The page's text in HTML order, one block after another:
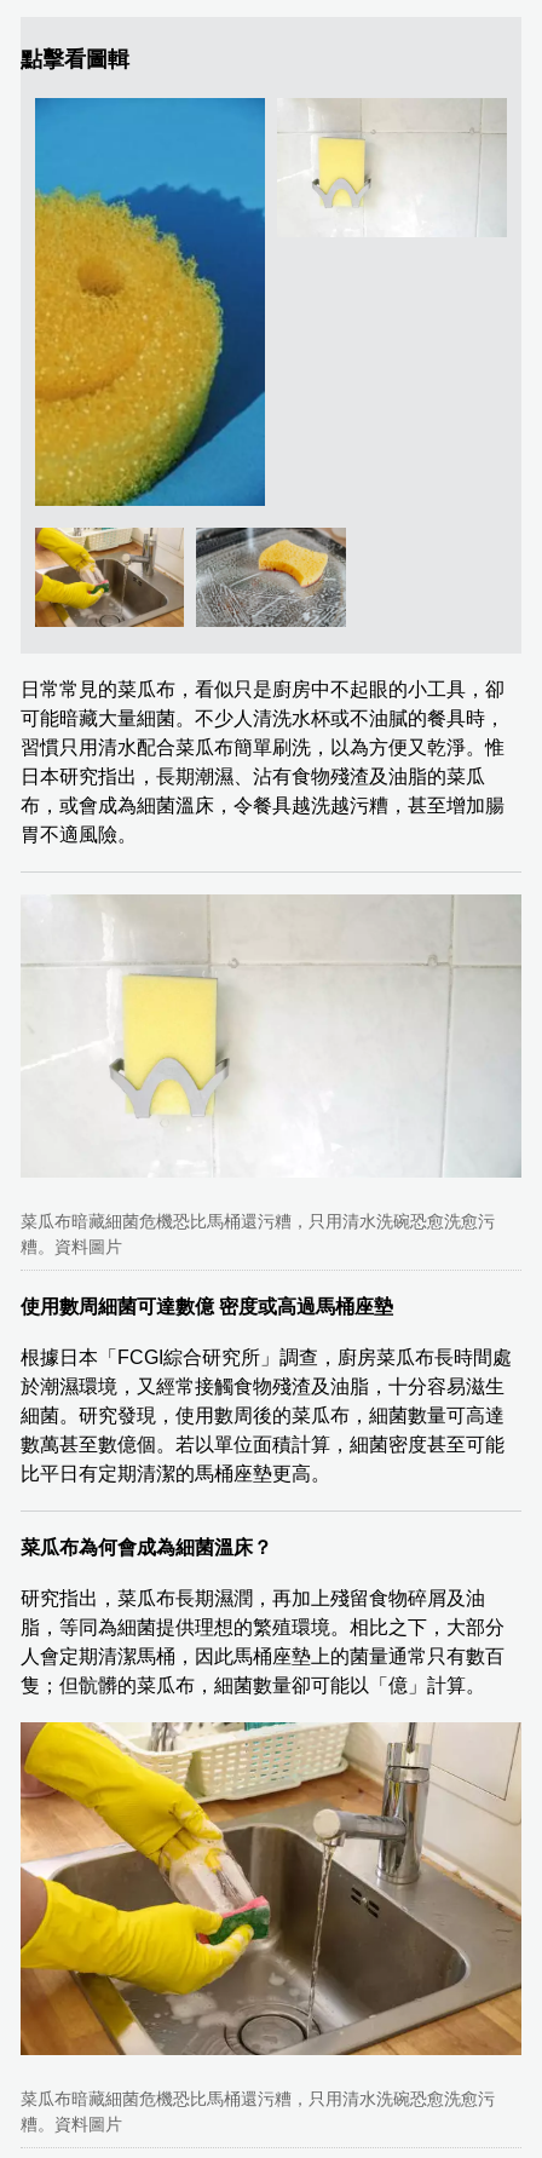
點擊看圖輯
日常常見的菜瓜布，看似只是廚房中不起眼的小工具，卻
可能暗藏大量細菌。不少人清洗水杯或不油膩的餐具時，
習慣只用清水配合菜瓜布簡單刷洗，以為方便又乾淨。惟
日本研究指出，長期潮濕、沾有食物殘渣及油脂的菜瓜
布，或會成為細菌溫床，令餐具越洗越污糟，甚至增加腸
胃不適風險。
菜瓜布暗藏細菌危機恐比馬桶還污糟，只用清水洗碗恐愈洗愈污
糟。資料圖片
使用數周細菌可達數億 密度或高過馬桶座墊
根據日本「FCGI綜合研究所」調查，廚房菜瓜布長時間處
於潮濕環境，又經常接觸食物殘渣及油脂，十分容易滋生
細菌。研究發現，使用數周後的菜瓜布，細菌數量可高達
數萬甚至數億個。若以單位面積計算，細菌密度甚至可能
比平日有定期清潔的馬桶座墊更高。
菜瓜布為何會成為細菌溫床？
研究指出，菜瓜布長期濕潤，再加上殘留食物碎屑及油
脂，等同為細菌提供理想的繁殖環境。相比之下，大部分
人會定期清潔馬桶，因此馬桶座墊上的菌量通常只有數百
隻；但骯髒的菜瓜布，細菌數量卻可能以「億」計算。
菜瓜布暗藏細菌危機恐比馬桶還污糟，只用清水洗碗恐愈洗愈污
糟。資料圖片